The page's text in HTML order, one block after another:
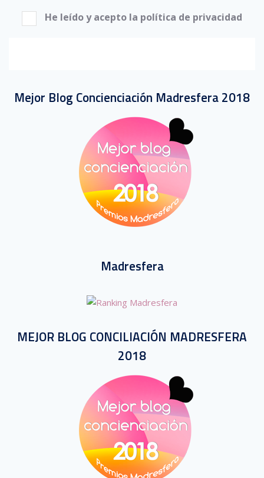
He leído y acepto la política de privacidad
Mejor Blog Concienciación Madresfera 2018
Madresfera
MEJOR BLOG CONCILIACIÓN MADRESFERA
2018